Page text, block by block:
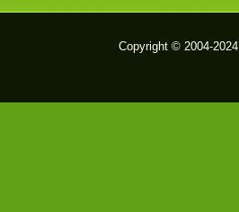
Copyright © 2004-2024